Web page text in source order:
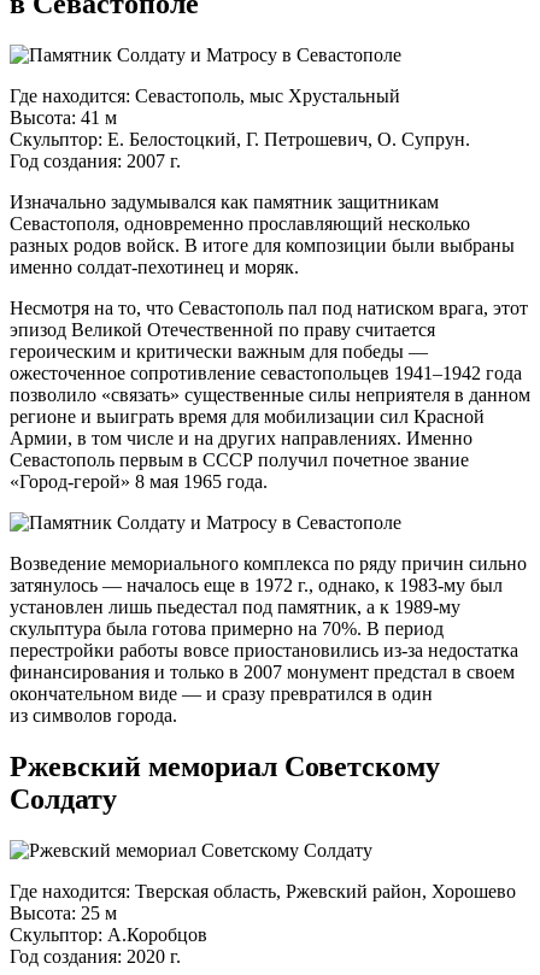
Где находится: Севастополь, мыс Хрустальный
Высота: 41 м
Скульптор: Е. Белостоцкий, Г. Петрошевич, О. Супрун.
Год создания: 2007 г.
Изначально задумывался как памятник защитникам
Севастополя, одновременно прославляющий несколько
разных родов войск. В итоге для композиции были выбраны
именно солдат-пехотинец и моряк.
Несмотря на то, что Севастополь пал под натиском врага, этот
эпизод Великой Отечественной по праву считается
героическим и критически важным для победы —
ожесточенное сопротивление севастопольцев 1941–1942 года
позволило «связать» существенные силы неприятеля в данном
регионе и выиграть время для мобилизации сил Красной
Армии, в том числе и на других направлениях. Именно
Севастополь первым в СССР получил почетное звание
«Город-герой» 8 мая 1965 года.
Возведение мемориального комплекса по ряду причин сильно
затянулось — началось еще в 1972 г., однако, к 1983-му был
установлен лишь пьедестал под памятник, а к 1989-му
скульптура была готова примерно на 70%. В период
перестройки работы вовсе приостановились из-за недостатка
финансирования и только в 2007 монумент предстал в своем
окончательном виде — и сразу превратился в один
из символов города.
Ржевский мемориал Советскому
Солдату
Где находится: Тверская область, Ржевский район, Хорошево
Высота: 25 м
Скульптор: А.Коробцов
Год создания: 2020 г.